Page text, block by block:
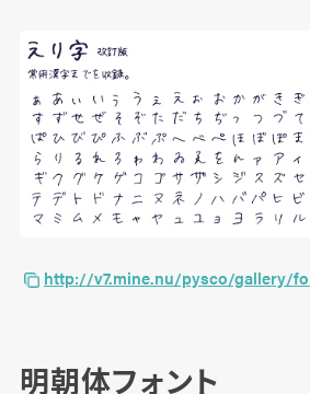
http://v7.mine.nu/pysco/gallery/
明朝体フォント